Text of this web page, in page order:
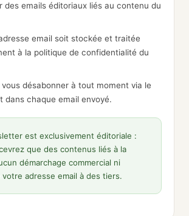
des emails éditoriaux liés au contenu du
email soit stockée et traitée
à la politique de confidentialité du
vous désabonner à tout moment via le
dans chaque email envoyé.
est exclusivement éditoriale :
que des contenus liés à la
démarchage commercial ni
adresse email à des tiers.